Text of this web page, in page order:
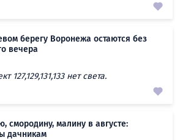
берегу Воронежа остаются без
вечера
127,129,131,133 нет света.
смородину, малину в августе:
дачникам